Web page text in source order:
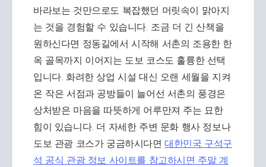
바라보는 것만으로도 복잡했던 머릿속이 맑아지
는 것을 경험할 수 있습니다. 조금 더 긴 산책을
원하신다면 정동길에서 시작해 서촌의 조용한 한
옥 골목까지 이어지는 도보 코스도 훌륭한 선택
입니다. 화려한 상업 시설 대신 오랜 세월을 지켜
온 작은 서점과 공방들이 늘어선 서촌의 풍경은
상처받은 마음을 따뜻하게 어루만져 주는 묘한
힘이 있습니다. 더 자세한 주변 문화 행사 정보나
도보 관광 코스가 궁금하시다면대한민국 구석구
석 공식 관광 정보 사이트를 참고하시면 주말 계